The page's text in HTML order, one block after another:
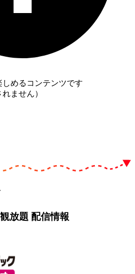
しめるコンテンツです
ません）
放題 配信情報